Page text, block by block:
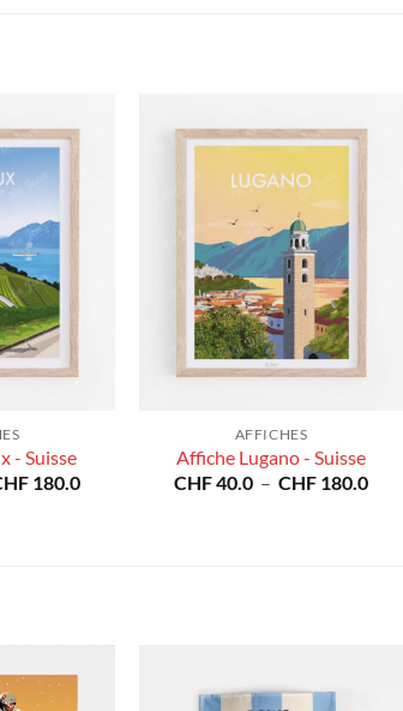
- Suisse
180.0Plage
AFFICHES
Affiche Lugano - Suisse
CHF40.0 – CHF 180.0Plage